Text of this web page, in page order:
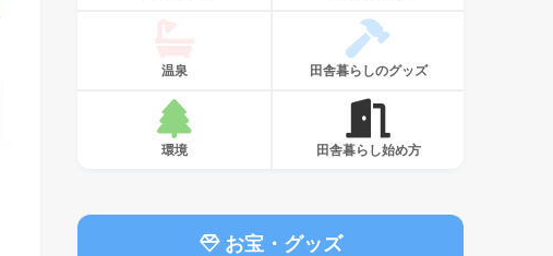
温泉 田舎暮らしのグッズ
環境 田舎暮らし始め方
お宝・グッズ